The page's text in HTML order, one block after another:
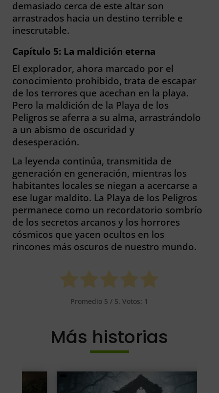
demasiado cerca de este altar son
arrastrados hacia un destino terrible e
inescrutable.
Capítulo 5: La maldición eterna
El explorador, ahora marcado por el
conocimiento prohibido, trata de escapar
de los terrores que acechan en la playa.
Pero la maldición de la Playa de los
Peligros se aferra a su alma, arrastrándolo
a un abismo de oscuridad y
desesperación.
La leyenda continúa, transmitida de
generación en generación, mientras los
habitantes locales se niegan a acercarse a
ese lugar maldito. La Playa de los Peligros
permanece como un recordatorio sombrío
de los secretos arcanos y los horrores
cósmicos que yacen ocultos en los
rincones más oscuros de nuestro mundo.
Promedio 5 / 5. Votos: 1
Más historias